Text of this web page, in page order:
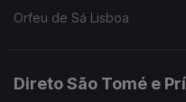
Orfeu de Sá Lisboa
Direto São Tomé e